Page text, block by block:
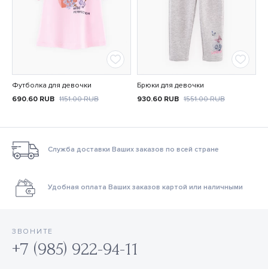
Футболка для девочки
690.60 RUB 1151.00RUB
Брюки для девочки
930.60 RUB 1551.00RUB
Служба доставки Ваших заказов по всей стране
Удобная оплата Ваших заказов картой или наличными
ЗВОНИТЕ
+7 (985) 922-94-11